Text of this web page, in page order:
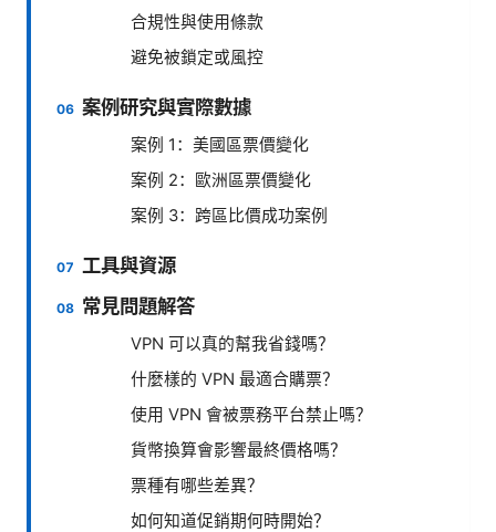
合規性與使用條款
避免被鎖定或風控
案例研究與實際數據
案例 1：美國區票價變化
案例 2：歐洲區票價變化
案例 3：跨區比價成功案例
工具與資源
常見問題解答
VPN 可以真的幫我省錢嗎？
什麼樣的 VPN 最適合購票？
使用 VPN 會被票務平台禁止嗎？
貨幣換算會影響最終價格嗎？
票種有哪些差異？
如何知道促銷期何時開始？